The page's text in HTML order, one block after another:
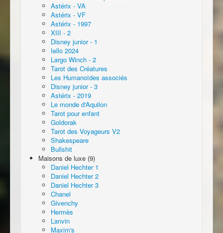
Astérix - VA
Astérix - VF
Astérix - 1997
XIII - 2
Disney junior - 1
Iello 2024
Largo Winch - 2
Tarot des Créatures
Les Humanoïdes associés
Disney junior - 3
Astérix - 2019
Le monde d'Aquilon
Tarot pour enfant
Goldorak
Tarot des Voyageurs V2
Shakespeare
Bullshit
Maisons de luxe (9)
Daniel Hechter 1
Daniel Hechter 2
Daniel Hechter 3
Chanel
Givenchy
Hermès
Lanvin
Maxim's